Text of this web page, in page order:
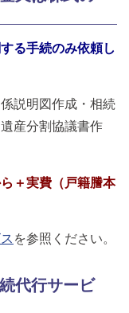
る手続のみ依頼し
説明図作成・相続
産分割協議書作
＋実費（戸籍謄本
を参照ください。
代行サービ